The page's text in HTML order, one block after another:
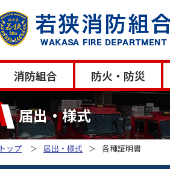
消防組合 防火・防災
届出・様式
トップ 届出・様式 各種証明書